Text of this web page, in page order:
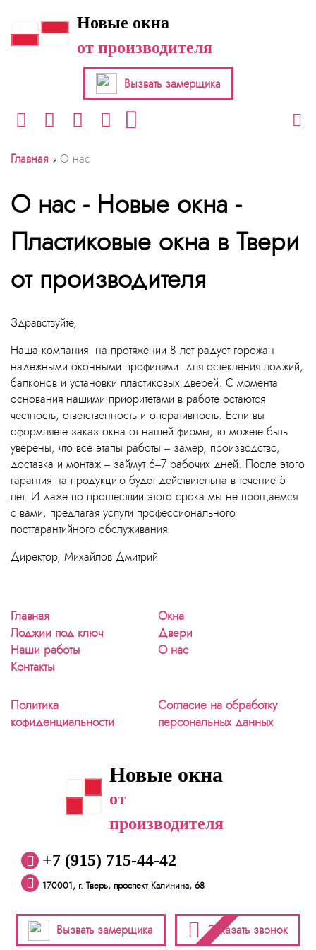
Новые окна
от производителя
Вызвать замерщика
Главная › О нас
О нас - Новые окна -
Пластиковые окна в Твери
от производителя
Здравствуйте,
Наша компания на протяжении 8 лет радует горожан
надежными оконными профилями для остекления лоджий,
балконов и установки пластиковых дверей. С момента
основания нашими приоритетами в работе остаются
честность, ответственность и оперативность. Если вы
оформляете заказ окна от нашей фирмы, то можете быть
уверены, что все этапы работы – замер, производство,
доставка и монтаж – займут 6–7 рабочих дней. После этого
гарантия на продукцию будет действительна в течение 5
лет. И даже по прошествии этого срока мы не прощаемся
с вами, предлагая услуги профессионального
постгарантийного обслуживания.
Директор, Михайлов Дмитрий
Главная
Окна
Лоджии под ключ
Двери
Наши работы
О нас
Контакты
Политика
кофиденциальности
Согласие на обработку
персональных данных
Новые окна
от
производителя
+7 (915) 715-44-42
170001, г. Тверь, проспект Калинина, 68
Вызвать замерщика Заказать звонок